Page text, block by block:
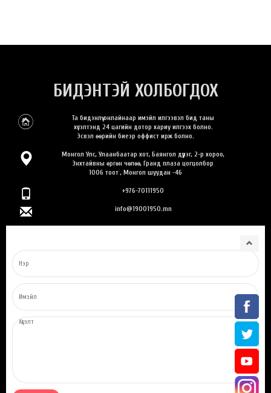
БИДЭНТЭЙ ХОЛБОГДОХ
Та бидэнлүү онлайнаар имэйл илгээвэл бид таны
хүсэлтэнд 24 цагийн дотор хариу илгээх болно.
Эсвэл өөрийн биеэр оффист ирж болно.
Монгол Улс, Улаанбаатар хот, Баянгол дүүрэг, 2-р хороо,
Энхтайвны өргөн чөлөө, Гранд плаза цогцолбор
1006 тоот , Монгол шуудан -46
+976-70111950
info@19001950.mn